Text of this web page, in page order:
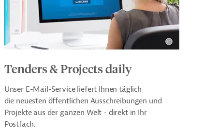
Tenders & Projects daily
Unser E-Mail-Service liefert Ihnen täglich
die neuesten öffentlichen Ausschreibungen und
Projekte aus der ganzen Welt - direkt in Ihr
Postfach.